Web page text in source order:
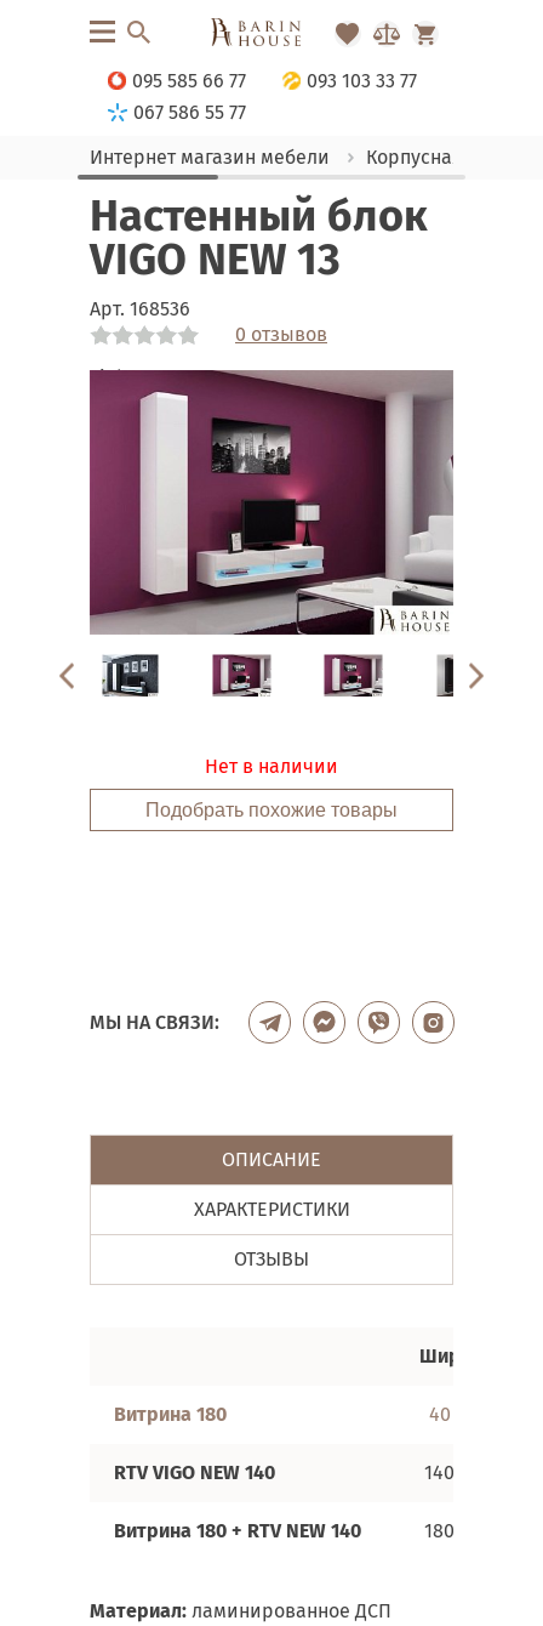
095 585 66 77
093 103 33 77
067 586 55 77
Интернет магазин мебели
Корпусная мебель
Настенный блок
VIGO NEW 13
Арт. 168536
0 отзывов
Link
Link
Link
Link
Link
Link
Link
Link
Link
Link
Link
Link
Нет в наличии
Подобрать похожие товары
МЫ НА СВЯЗИ:
ОПИСАНИЕ
ХАРАКТЕРИСТИКИ
ОТЗЫВЫ
Ширина
Витрина 180 40 см
RTV VIGO NEW 140 140 см
Витрина 180 + RTV NEW 140 180 см
Материал: ламинированное ДСП